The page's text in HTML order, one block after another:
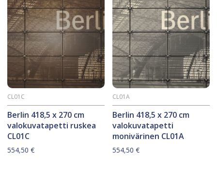
Berlin 418,5 x 270 cm
valokuvatapetti ruskea
CL01C
CL01C
554,50 €
Berlin 418,5 x 270 cm
valokuvatapetti
monivärinen CL01A
CL01A
554,50€